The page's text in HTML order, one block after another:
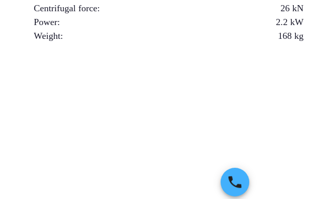
Centrifugal force: 26 kN
Power: 2.2 kW
Weight: 168 kg